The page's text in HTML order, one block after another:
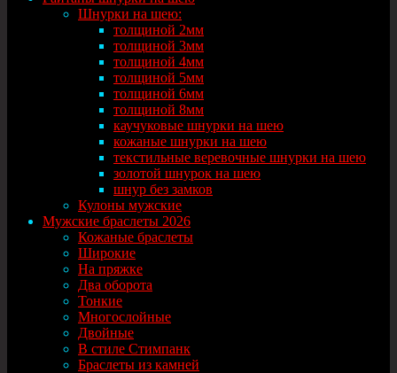
Шнурки на шею:
толщиной 2мм
толщиной 3мм
толщиной 4мм
толщиной 5мм
толщиной 6мм
толщиной 8мм
каучуковые шнурки на шею
кожаные шнурки на шею
текстильные веревочные шнурки на шею
золотой шнурок на шею
шнур без замков
Кулоны мужские
Мужские браслеты 2026
Кожаные браслеты
Широкие
На пряжке
Два оборота
Тонкие
Многослойные
Двойные
В стиле Стимпанк
Браслеты из камней